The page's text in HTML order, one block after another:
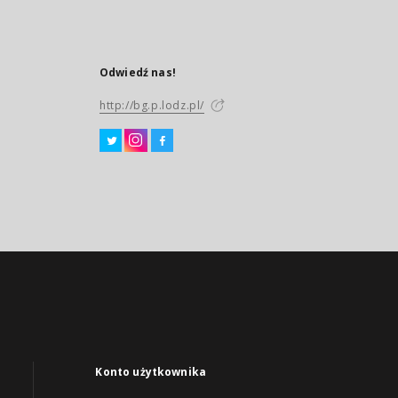
Odwiedź nas!
http://bg.p.lodz.pl/
Konto użytkownika